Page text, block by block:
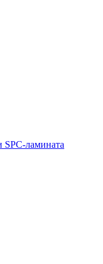
SPC-ламината